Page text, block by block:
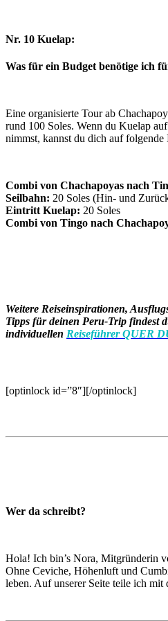
Nr. 10 Kuelap:
Was für ein Budget benötige ich
Eine organisierte Tour ab
rund 100 Soles. Wenn du Kuelap
nimmst, kannst du dich auf folgende
Combi von Chachapoyas nach
Seilbahn: 20 Soles (Hin- und
Eintritt Kuelap: 20 Soles
Combi von Tingo nach
Weitere Reiseinspirationen,
Tipps für deinen Peru-Trip findest
individuellen Reiseführer QUER
[optinlock id=”8″][/optinlock]
Wer da schreibt?
Hola! Ich bin’s Nora, Mitgründerin
Ohne Ceviche, Höhenluft und
leben. Auf unserer Seite teile ich mit